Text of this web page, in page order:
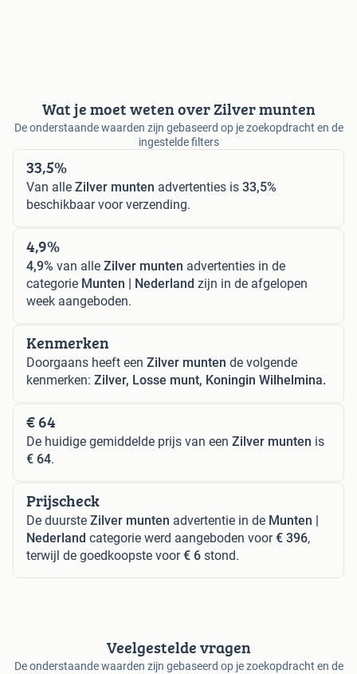
Wat je moet weten over Zilver munten
De onderstaande waarden zijn gebaseerd op je zoekopdracht en de
ingestelde filters
33,5%
Van alle Zilver munten advertenties is 33,5%
beschikbaar voor verzending.
4,9%
4,9% van alle Zilver munten advertenties in de
categorie Munten | Nederland zijn in de afgelopen
week aangeboden.
Kenmerken
Doorgaans heeft een Zilver munten de volgende
kenmerken: Zilver, Losse munt, Koningin Wilhelmina.
€ 64
De huidige gemiddelde prijs van een Zilver munten is
€ 64.
Prijscheck
De duurste Zilver munten advertentie in de Munten |
Nederland categorie werd aangeboden voor€ 396,
terwijl de goedkoopste voor€ 6 stond.
Veelgestelde vragen
De onderstaande waarden zijn gebaseerd op je zoekopdracht en de